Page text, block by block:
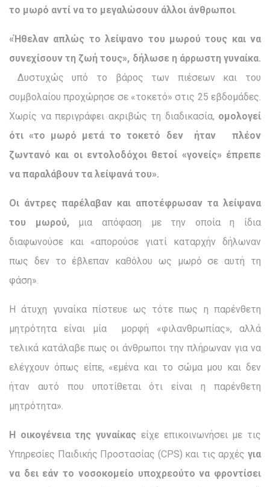
το μωρό αντί να το μεγαλώσουν άλλοι άνθρωποι.
«Ήθελαν απλώς το λείψανο του μωρού τους και να
συνεχίσουν τη ζωή τους», δήλωσε η άρρωστη γυναίκα.
Δυστυχώς υπό το βάρος των πιέσεων και του
συμβολαίου προχώρησε σε «τοκετό» στις 25 εβδομάδες.
Χωρίς να περιγράφει ακριβώς τη διαδικασία, ομολογεί
ότι «το μωρό μετά το τοκετό δεν ήταν πλέον
ζωντανό και οι εντολοδόχοι θετοί «γονείς» έπρεπε
να παραλάβουν τα λείψανά του».
Οι άντρες παρέλαβαν και αποτέφρωσαν τα λείψανα
του μωρού, μια απόφαση με την οποία η ίδια
διαφωνούσε και «απορούσε γιατί καταρχήν δήλωναν
πως δεν το έβλεπαν καθόλου ως μωρό σε αυτή τη
φάση».
Η άτυχη γυναίκα πίστευε ως τότε πως η παρένθετη
μητρότητα είναι μία μορφή «φιλανθρωπίας», αλλά
τελικά κατάλαβε πως οι άνθρωποι την πλήρωναν για να
ελέγχουν όπως είπε, «εμένα και το σώμα μου και δεν
ήταν αυτό που υποτίθεται ότι είναι η παρένθετη
μητρότητα».
Η οικογένεια της γυναίκας είχε επικοινωνήσει με τις
Υπηρεσίες Παιδικής Προστασίας (CPS) και τις αρχές για
να δει εάν το νοσοκομείο υποχρεούτο να φροντίσει